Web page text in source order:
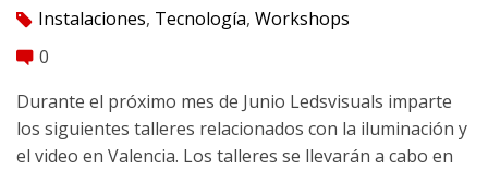
tag Instalaciones, Tecnología, Workshops
comment 0
Durante el próximo mes de Junio Ledsvisuals imparte
los siguientes talleres relacionados con la iluminación y
el video en Valencia. Los talleres se llevarán a cabo en